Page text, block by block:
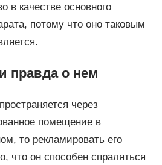
в качестве основного
потому что оно таковым
правда о нем
через
помещение в
то рекламировать его
что он способен спраляться